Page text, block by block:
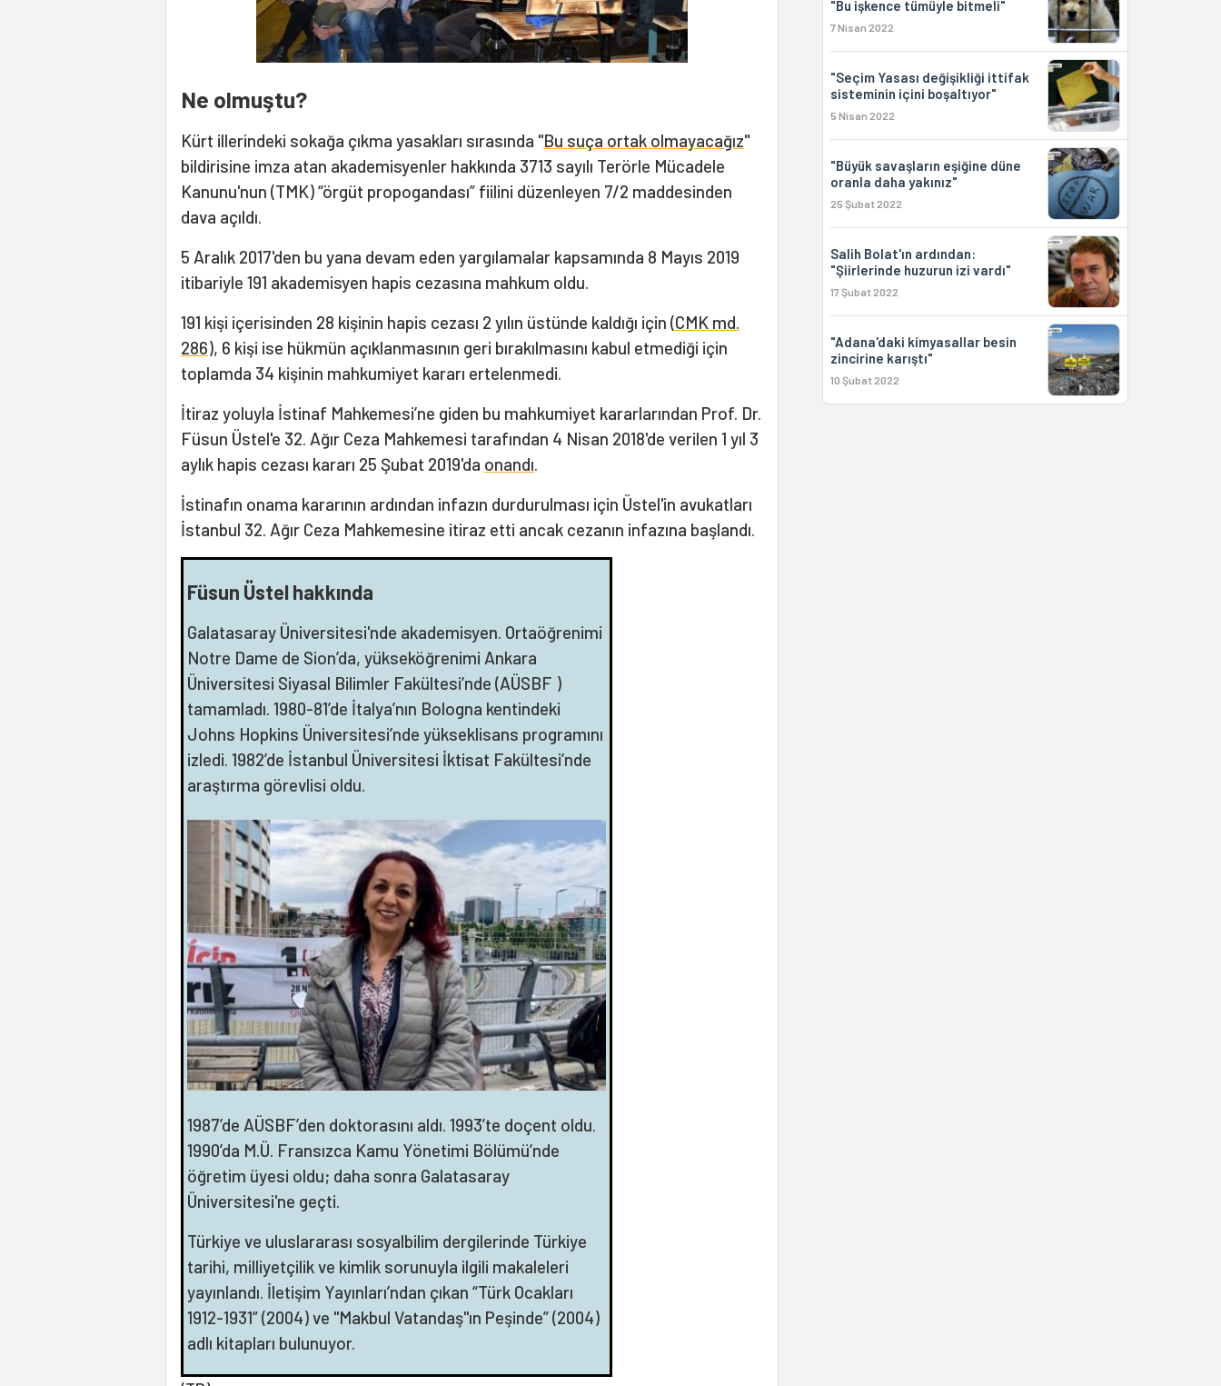
Ne olmuştu?
Kürt illerindeki sokağa çıkma yasakları sırasında "Bu suça ortak olmayacağız"
bildirisine imza atan akademisyenler hakkında 3713 sayılı Terörle Mücadele
Kanunu'nun (TMK) “örgüt propogandası” fiilini düzenleyen 7/2 maddesinden
dava açıldı.
5 Aralık 2017'den bu yana devam eden yargılamalar kapsamında 8 Mayıs 2019
itibariyle 191 akademisyen hapis cezasına mahkum oldu.
191 kişi içerisinden 28 kişinin hapis cezası 2 yılın üstünde kaldığı için (CMK md.
286), 6 kişi ise hükmün açıklanmasının geri bırakılmasını kabul etmediği için
toplamda 34 kişinin mahkumiyet kararı ertelenmedi.
İtiraz yoluyla İstinaf Mahkemesi’ne giden bu mahkumiyet kararlarından Prof. Dr.
Füsun Üstel'e 32. Ağır Ceza Mahkemesi tarafından 4 Nisan 2018'de verilen 1 yıl 3
aylık hapis cezası kararı 25 Şubat 2019'da onandı.
İstinafın onama kararının ardından infazın durdurulması için Üstel'in avukatları
İstanbul 32. Ağır Ceza Mahkemesine itiraz etti ancak cezanın infazına başlandı.
Füsun Üstel hakkında
Galatasaray Üniversitesi'nde akademisyen. Ortaöğrenimi
Notre Dame de Sion’da, yükseköğrenimi Ankara
Üniversitesi Siyasal Bilimler Fakültesi’nde (AÜSBF )
tamamladı. 1980-81’de İtalya’nın Bologna kentindeki
Johns Hopkins Üniversitesi’nde yükseklisans programını
izledi. 1982’de İstanbul Üniversitesi İktisat Fakültesi’nde
araştırma görevlisi oldu.
1987’de AÜSBF’den doktorasını aldı. 1993’te doçent oldu.
1990’da M.Ü. Fransızca Kamu Yönetimi Bölümü’nde
öğretim üyesi oldu; daha sonra Galatasaray
Üniversitesi'ne geçti.
Türkiye ve uluslararası sosyalbilim dergilerinde Türkiye
tarihi, milliyetçilik ve kimlik sorunuyla ilgili makaleleri
yayınlandı. İletişim Yayınları’ndan çıkan “Türk Ocakları
1912-1931” (2004) ve "Makbul Vatandaş"ın Peşinde” (2004)
adlı kitapları bulunuyor.
"Bu işkence tümüyle bitmeli"
7 Nisan 2022
"Seçim Yasası değişikliği ittifak
sisteminin içini boşaltıyor"
5 Nisan 2022
"Büyük savaşların eşiğine düne
oranla daha yakınız"
25 Şubat 2022
Salih Bolat'ın ardından:
"Şiirlerinde huzurun izi vardı"
17 Şubat 2022
"Adana'daki kimyasallar besin
zincirine karıştı"
10 Şubat 2022